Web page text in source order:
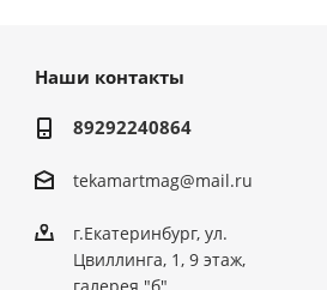
Наши контакты
89292240864
tekamartmag@mail.ru
г.Екатеринбург, ул.
Цвиллинга, 1, 9 этаж,